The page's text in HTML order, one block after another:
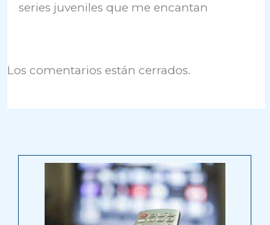
series juveniles que me encantan
Los comentarios están cerrados.